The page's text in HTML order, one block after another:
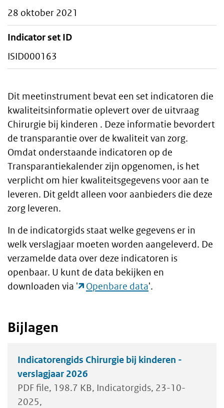
28 oktober 2021
Indicator set ID
ISID000163
Algemeen
Dit meetinstrument bevat een set indicatoren die
kwaliteitsinformatie oplevert over de uitvraag
Chirurgie bij kinderen . Deze informatie bevordert
de transparantie over de kwaliteit van zorg.
Omdat onderstaande indicatoren op de
Transparantiekalender zijn opgenomen, is het
verplicht om hier kwaliteitsgegevens voor aan te
leveren. Dit geldt alleen voor aanbieders die deze
zorg leveren.
In de indicatorgids staat welke gegevens er in
welk verslagjaar moeten worden aangeleverd. De
verzamelde data over deze indicatoren is
openbaar. U kunt de data bekijken en
downloaden via '
Openbare data'.
Bijlagen
Indicatorengids Chirurgie bij kinderen -
verslagjaar 2026
PDF file 198.7 KB Indicatorgids 23-10-
2025